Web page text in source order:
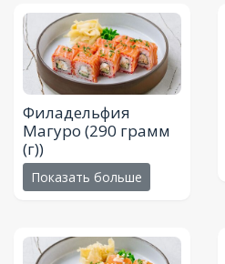
Филадельфия
Магуро (290 грамм
(г))
Показать больше